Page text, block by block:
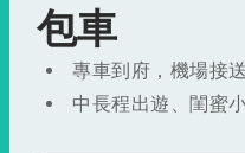
包車
專車到府，機場接送
中長程出遊、閨蜜